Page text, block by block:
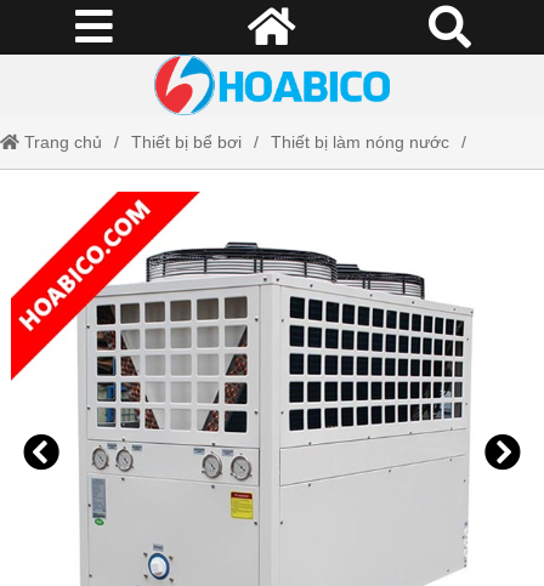
Trang chủ Thiết bị bể bơi Thiết bị làm nóng nước
Máy bơm nhiệt MIDA.Public 120